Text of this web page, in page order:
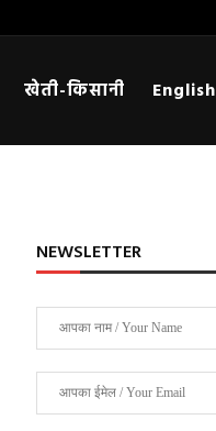
खेती-किसानी English
NEWSLETTER